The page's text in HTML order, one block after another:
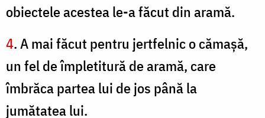
obiectele acestea le-a făcut din aramă.
4. A mai făcut pentru jertfelnic o cămaşă,
un fel de împletitură de aramă, care
îmbrăca partea lui de jos până la
jumătatea lui.